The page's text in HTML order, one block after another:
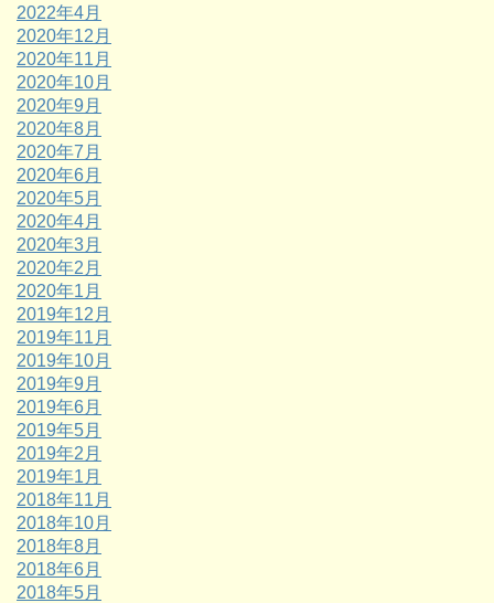
2022年4月
2020年12月
2020年11月
2020年10月
2020年9月
2020年8月
2020年7月
2020年6月
2020年5月
2020年4月
2020年3月
2020年2月
2020年1月
2019年12月
2019年11月
2019年10月
2019年9月
2019年6月
2019年5月
2019年2月
2019年1月
2018年11月
2018年10月
2018年8月
2018年6月
2018年5月